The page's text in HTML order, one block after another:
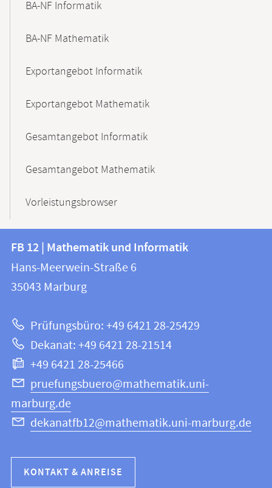
BA-NF Informatik
BA-NF Mathematik
Exportangebot Informatik
Exportangebot Mathematik
Gesamtangebot Informatik
Gesamtangebot Mathematik
Vorleistungsbrowser
Kontakt
und
Informationen
Website
FB
12
|
und
Informatik
FB 12 | Mathematik und Informatik
Hans-Meerwein-Straße 6
35043 Marburg
Prüfungsbüro: +49 6421 28-25429
Dekanat: +49 6421 28-21514
+49 6421 28-25466
pruefungsbuero@mathematik.uni-
marburg.de
dekanatfb12@mathematik.uni-marburg.de
KONTAKT & ANREISE